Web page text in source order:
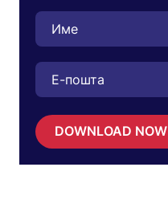
DOWNLOAD NOW